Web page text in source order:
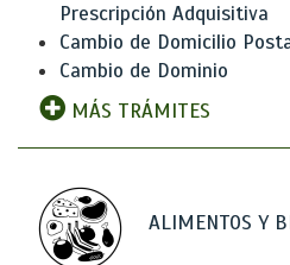
Prescripción Adquisitiva
Cambio de Domicilio
Cambio de Dominio
MÁS TRÁMITES
ALIMENTOS Y